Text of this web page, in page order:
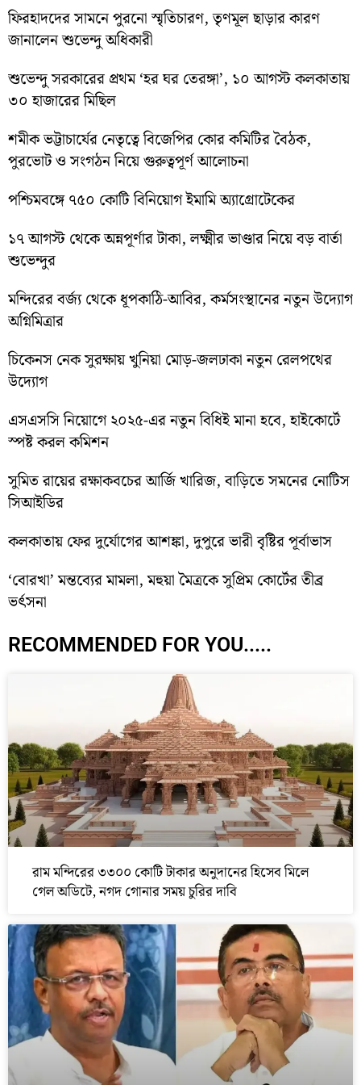
ফিরহাদদের সামনে পুরনো স্মৃতিচারণ, তৃণমূল ছাড়ার কারণ
জানালেন শুভেন্দু অধিকারী
শুভেন্দু সরকারের প্রথম ‘হর ঘর তেরঙ্গা’, ১০ আগস্ট কলকাতায়
৩০ হাজারের মিছিল
শমীক ভট্টাচার্যের নেতৃত্বে বিজেপির কোর কমিটির বৈঠক,
পুরভোট ও সংগঠন নিয়ে গুরুত্বপূর্ণ আলোচনা
পশ্চিমবঙ্গে ৭৫০ কোটি বিনিয়োগ ইমামি অ্যাগ্রোটেকের
১৭ আগস্ট থেকে অন্নপূর্ণার টাকা, লক্ষ্মীর ভাণ্ডার নিয়ে বড় বার্তা
শুভেন্দুর
মন্দিরের বর্জ্য থেকে ধূপকাঠি-আবির, কর্মসংস্থানের নতুন উদ্যোগ
অগ্নিমিত্রার
চিকেনস নেক সুরক্ষায় খুনিয়া মোড়-জলঢাকা নতুন রেলপথের
উদ্যোগ
এসএসসি নিয়োগে ২০২৫-এর নতুন বিধিই মানা হবে, হাইকোর্টে
স্পষ্ট করল কমিশন
সুমিত রায়ের রক্ষাকবচের আর্জি খারিজ, বাড়িতে সমনের নোটিস
সিআইডির
কলকাতায় ফের দুর্যোগের আশঙ্কা, দুপুরে ভারী বৃষ্টির পূর্বাভাস
‘বোরখা’ মন্তব্যের মামলা, মহুয়া মৈত্রকে সুপ্রিম কোর্টের তীব্র
ভর্ৎসনা
RECOMMENDED FOR YOU.....
রাম মন্দিরের ৩৩০০ কোটি টাকার অনুদানের হিসেব মিলে
গেল অডিটে, নগদ গোনার সময় চুরির দাবি